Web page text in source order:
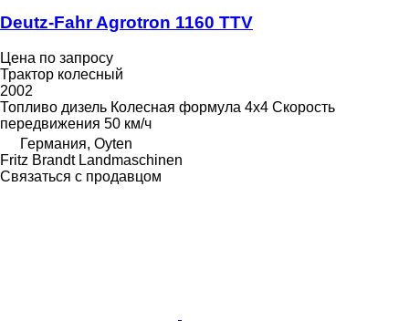
Deutz-Fahr Agrotron 1160 TTV
Цена по запросу
Трактор колесный
2002
Топливо дизель Колесная формула 4x4 Скорость
передвижения 50 км/ч
Германия, Oyten
Fritz Brandt Landmaschinen
Связаться с продавцом